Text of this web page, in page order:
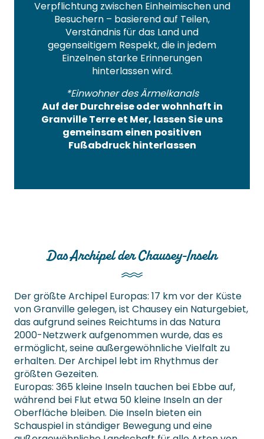
Verpflichtung zwischen Einheimischen und
Besuchern – basierend auf Teilen,
Verständnis für das Land und
gegenseitigem Respekt, die in jedem
Einzelnen starke Erinnerungen
hinterlassen wird.
*Einwohner des Ärmelkanals
Auf der Durchreise oder wohnhaft in
Granville Terre et Mer, lassen Sie uns
gemeinsam einen positiven
Fußabdruck hinterlassen
Das Archipel der Chausey-Inseln
Der größte Archipel Europas: 17 km vor der Küste
von Granville gelegen, ist Chausey ein Naturgebiet,
das aufgrund seines Reichtums in das Natura
2000-Netzwerk aufgenommen wurde, das es
ermöglicht, seine außergewöhnliche Vielfalt zu
erhalten. Der Archipel lebt im Rhythmus der
größten Gezeiten.
Europas: 365 kleine Inseln tauchen bei Ebbe auf,
während bei Flut etwa 50 kleine Inseln an der
Oberfläche bleiben. Die Inseln bieten ein
Schauspiel in ständiger Bewegung und eine